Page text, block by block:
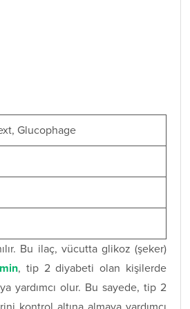
Glucophage
Bu ilaç, vücutta glikoz (şeker)
, tip 2 diyabeti olan kişilerde
yardımcı olur. Bu sayede, tip 2